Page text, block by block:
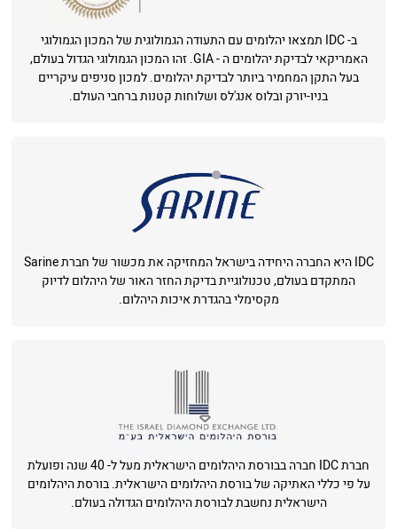
ב- IDC תמצאו יהלומים עם התעודה הגמולוגית של המכון הגמולוגי
האמריקאי לבדיקת יהלומים ה - GIA. זהו המכון הגמולוגי הגדול בעולם,
בעל התקן המחמיר ביותר לבדיקת יהלומים. למכון סניפים עיקריים
בניו-יורק ובלוס אנג'לס ושלוחות קטנות ברחבי העולם.
IDC היא החברה היחידה בישראל המחזיקה את מכשור של חברת Sarine
המתקדם בעולם, טכנולוגיית בדיקת החזר האור של היהלום לדיוק
מקסימלי בהגדרת איכות היהלום.
חברת IDC חברה בבורסת היהלומים הישראלית מעל ל- 40 שנה ופועלת
על פי כללי האתיקה של בורסת היהלומים הישראלית. בורסת היהלומים
הישראלית נחשבת לבורסת היהלומים הגדולה בעולם.